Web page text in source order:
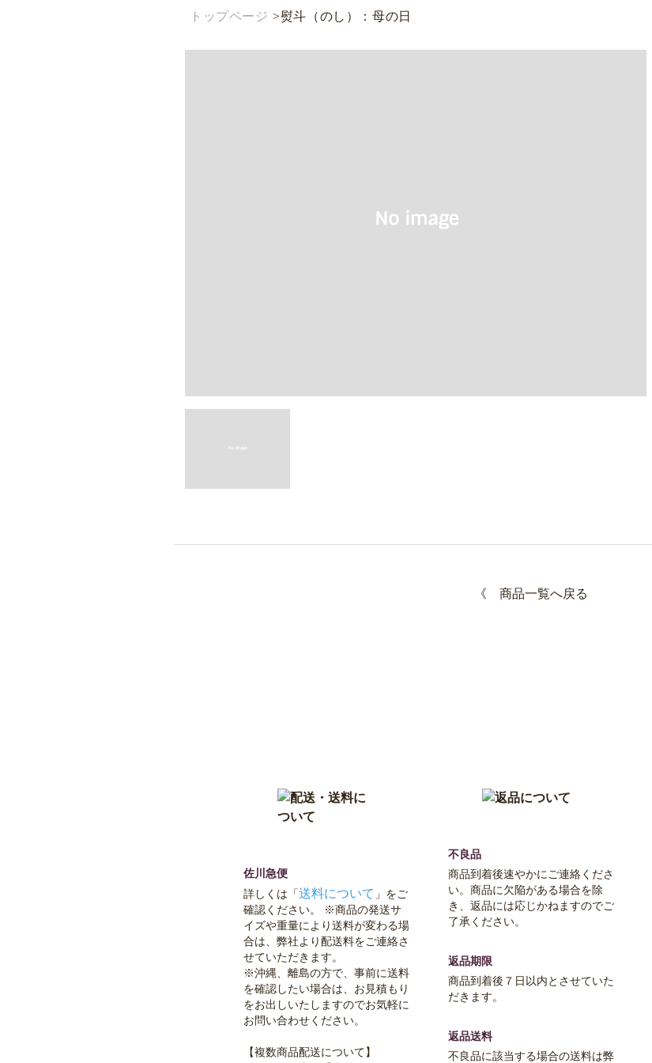
トップページ >熨斗（のし）：母の日
《 商品一覧へ戻る
佐川急便
詳しくは「 送料について 」をご
確認ください。 ※商品の発送サ
イズや重量により送料が変わる場
合は、弊社より配送料をご連絡さ
せていただきます。
※沖縄、離島の方で、事前に送料
を確認したい場合は、お見積もり
をお出しいたしますのでお気軽に
お問い合わせください。
【複数商品配送について】
不良品
商品到着後速やかにご連絡くださ
い。商品に欠陥がある場合を除
き、返品には応じかねますのでご
了承ください。
返品期限
商品到着後７日以内とさせていた
だきます。
返品送料
不良品に該当する場合の送料は弊